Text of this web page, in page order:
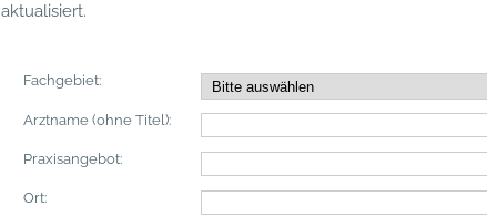
aktualisiert.
Fachgebiet:
Arztname (ohne Titel):
Praxisangebot:
Ort: